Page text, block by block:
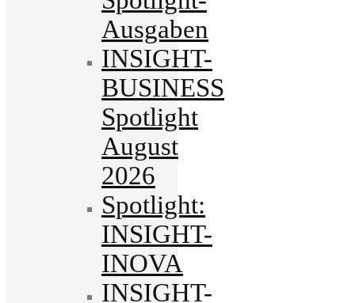
Ausgaben
INSIGHT-
BUSINESS
Spotlight
August
2026
Spotlight:
INSIGHT-
INOVA
INSIGHT-